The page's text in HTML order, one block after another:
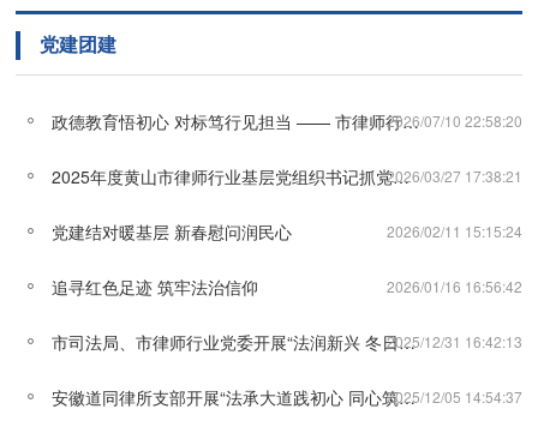
党建团建
政德教育悟初心 对标笃行见担当 —— 市律师行业党委开展主题党日活动
2026/07/10 22:58:20
2025年度黄山市律师行业基层党组织书记抓党建述职评议会召开
2026/03/27 17:38:21
党建结对暖基层 新春慰问润民心 2026/02/11 15:15:24
追寻红色足迹 筑牢法治信仰 2026/01/16 16:56:42
市司法局、市律师行业党委开展“法润新兴 冬日送暖”主题活动
2025/12/31 16:42:13
安徽道同律所支部开展“法承大道践初心 同心筑梦护苗长”主题党日活动
2025/12/05 14:54:37